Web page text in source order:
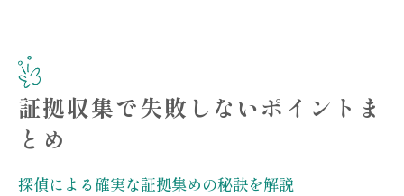
証拠収集で失敗しないポイントま
とめ
探偵による確実な証拠集めの秘訣を解説